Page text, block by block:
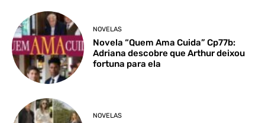
NOVELAS
Novela “Quem Ama Cuida” Cp77b:
Adriana descobre que Arthur deixou
fortuna para ela
NOVELAS